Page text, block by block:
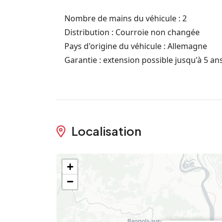
Nombre de mains du véhicule : 2
Distribution : Courroie non changée
Pays d'origine du véhicule : Allemagne
Garantie : extension possible jusqu'à 5
Localisation
+
−